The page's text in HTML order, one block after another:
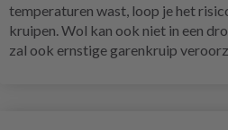
temperaturen wast, loop je het
kruipen. Wol kan ook niet in een
zal ook ernstige garenkruip